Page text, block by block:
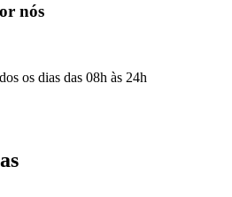
nós
os dias das 08h às 24h